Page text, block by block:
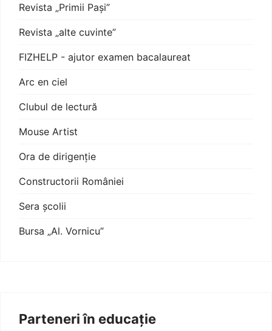
Revista „Primii Pași”
Revista „alte cuvinte”
FIZHELP - ajutor examen bacalaureat
Arc en ciel
Clubul de lectură
Mouse Artist
Ora de dirigenție
Constructorii României
Sera școlii
Bursa „Al. Vornicu”
Parteneri în educație